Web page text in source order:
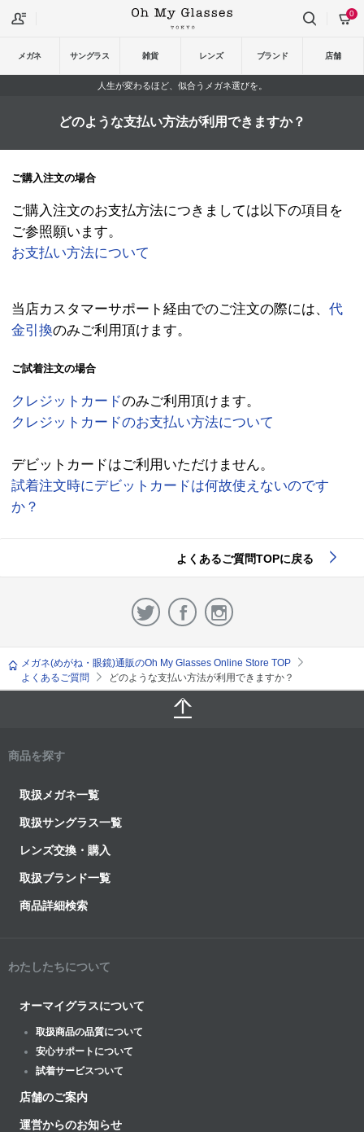
メガネ サングラス 雑貨 レンズ ブランド 店舗
0
人生が変わるほど、似合うメガネ選びを。
どのような支払い方法が利用できますか？
ご購入注文の場合
ご購入注文のお支払方法につきましては以下の項目を
ご参照願います。
お支払い方法について
当店カスタマーサポート経由でのご注文の際には、 代
金引換のみご利用頂けます。
ご試着注文の場合
クレジットカードのみご利用頂けます。
クレジットカードのお支払い方法について
デビットカードはご利用いただけません。
試着注文時にデビットカードは何故使えないのです
か？
よくあるご質問TOPに戻る
メガネ(めがね・眼鏡)通販のOh My Glasses Online Store TOP
よくあるご質問
どのような支払い方法が利用できますか？
商品を探す
取扱メガネ一覧
取扱サングラス一覧
レンズ交換・購入
取扱ブランド一覧
商品詳細検索
わたしたちについて
オーマイグラスについて
取扱商品の品質について
安心サポートについて
試着サービスついて
店舗のご案内
運営からのお知らせ